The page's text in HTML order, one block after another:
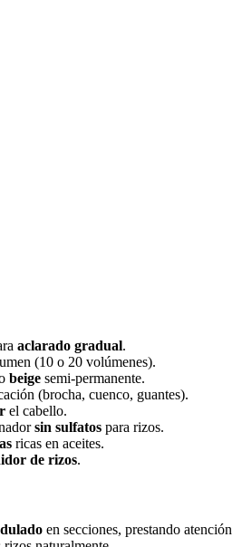
aclarado gradual.
(10 o 20 volúmenes).
beige semi-permanente.
(brocha, cuenco, guantes).
el cabello.
sin sulfatos para rizos.
ricas en aceites.
de rizos.
en secciones, prestando atención